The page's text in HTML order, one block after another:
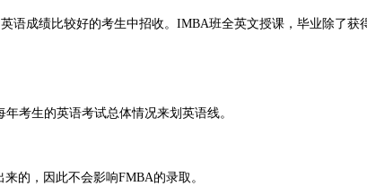
语成绩比较好的考生中招收。IMBA班全英文授课，毕业除了获
考生的英语考试总体情况来划英语线。
的，因此不会影响FMBA的录取。